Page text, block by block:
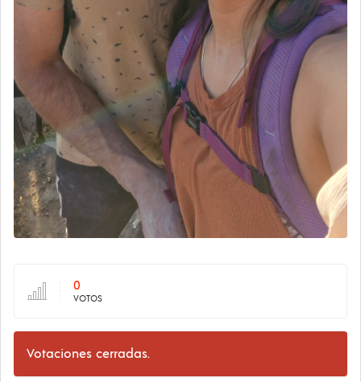
0
VOTOS
Votaciones cerradas.